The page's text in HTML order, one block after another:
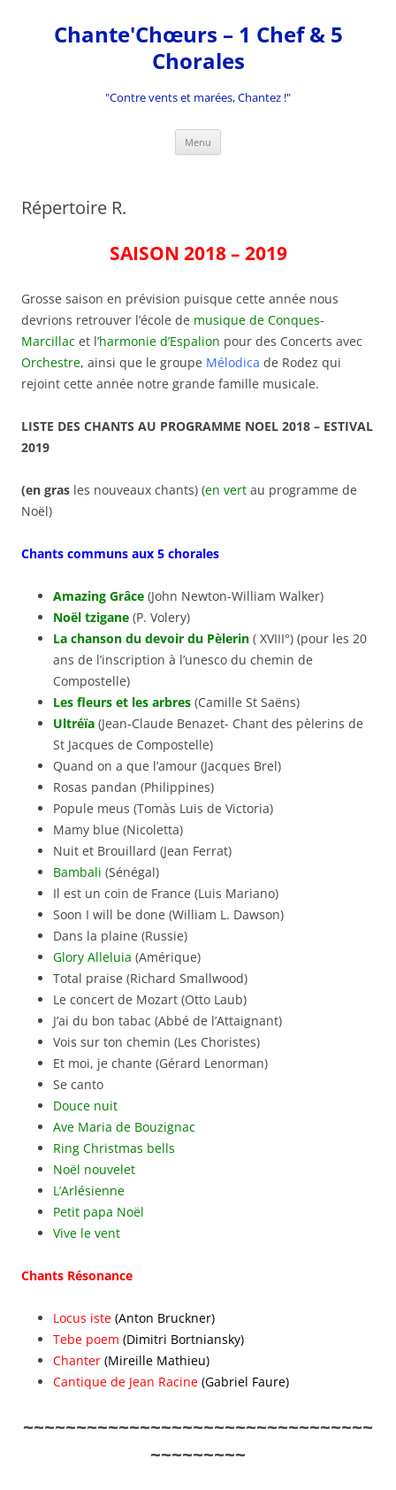
contenuChante'Chœurs – 1 Chef & 5
Chorales
"Contre vents et marées, Chantez !"
Menu
Répertoire R.
SAISON 2018 – 2019
Grosse saison en prévision puisque cette année nous
devrions retrouver l’école de musique de Conques-
Marcillac et l’harmonie d’Espalion pour des Concerts avec
Orchestre, ainsi que le groupe Mélodica de Rodez qui
rejoint cette année notre grande famille musicale.
LISTE DES CHANTS AU PROGRAMME NOEL 2018 – ESTIVAL
2019
(en gras les nouveaux chants) (en vert au programme de
Noël)
Chants communs aux 5 chorales
Amazing Grâce (John Newton-William Walker)
Noël tzigane (P. Volery)
La chanson du devoir du Pèlerin ( XVIII°) (pour les 20
ans de l’inscription à l’unesco du chemin de
Compostelle)
Les fleurs et les arbres (Camille St Saëns)
Ultréïa (Jean-Claude Benazet- Chant des pèlerins de
St Jacques de Compostelle)
Quand on a que l’amour (Jacques Brel)
Rosas pandan (Philippines)
Popule meus (Tomàs Luis de Victoria)
Mamy blue (Nicoletta)
Nuit et Brouillard (Jean Ferrat)
Bambali (Sénégal)
Il est un coin de France (Luis Mariano)
Soon I will be done (William L. Dawson)
Dans la plaine (Russie)
Glory Alleluia (Amérique)
Total praise (Richard Smallwood)
Le concert de Mozart (Otto Laub)
J’ai du bon tabac (Abbé de l’Attaignant)
Vois sur ton chemin (Les Choristes)
Et moi, je chante (Gérard Lenorman)
Se canto
Douce nuit
Ave Maria de Bouzignac
Ring Christmas bells
Noël nouvelet
L’Arlésienne
Petit papa Noël
Vive le vent
Chants Résonance
Locus iste (Anton Bruckner)
Tebe poem (Dimitri Bortniansky)
Chanter (Mireille Mathieu)
Cantique de Jean Racine (Gabriel Faure)
~~~~~~~~~~~~~~~~~~~~~~~~~~~~~~~~~
~~~~~~~~~